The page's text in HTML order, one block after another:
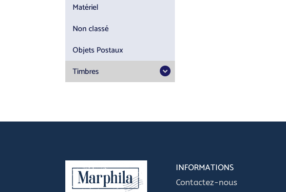
Matériel
Non classé
Objets Postaux
Timbres
INFORMATIONS
Contactez-nous